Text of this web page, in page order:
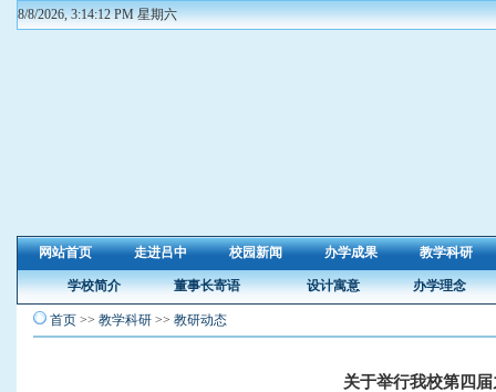
8/8/2026, 3:14:13 PM 星期六
网站首页 走进吕中 校园新闻 办学成果 教学科研
学校简介 董事长寄语 设计寓意 办学理念
首页 >> 教学科研 >> 教研动态
关于举行我校第四